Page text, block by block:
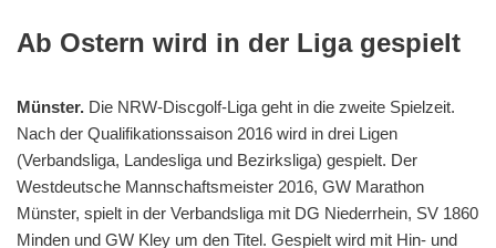
Ab Ostern wird in der Liga gespielt
Münster. Die NRW-Discgolf-Liga geht in die zweite Spielzeit.
Nach der Qualifikationssaison 2016 wird in drei Ligen
(Verbandsliga, Landesliga und Bezirksliga) gespielt. Der
Westdeutsche Mannschaftsmeister 2016, GW Marathon
Münster, spielt in der Verbandsliga mit DG Niederrhein, SV 1860
Minden und GW Kley um den Titel. Gespielt wird mit Hin- und